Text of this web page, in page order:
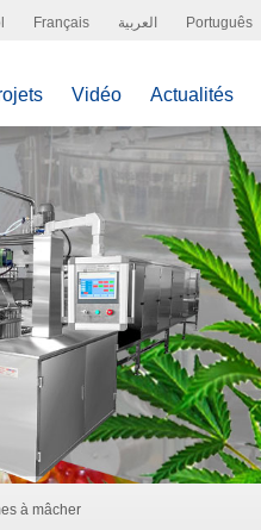
Français العربية Português
Vidéo Actualités
à mâcher